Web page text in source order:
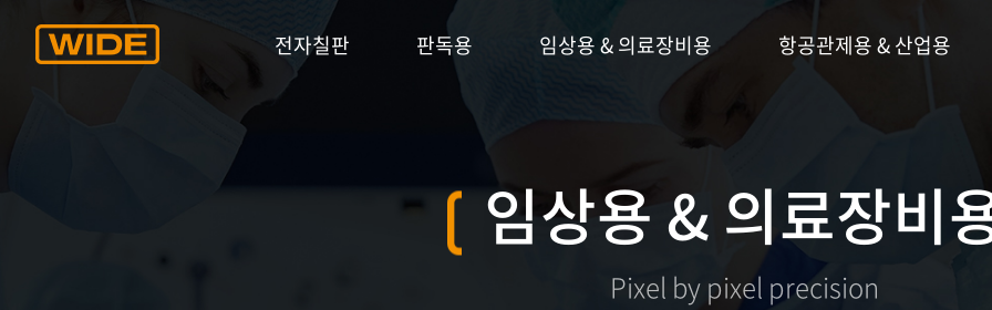
전자칠판 판독용 임상용 & 의료장비용 항공관제용 & 산업용
임상용 & 의료장비
Pixel by pixel precision